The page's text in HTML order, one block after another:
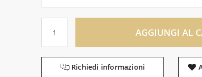
AGGIUNGI AL
Richiedi informazioni